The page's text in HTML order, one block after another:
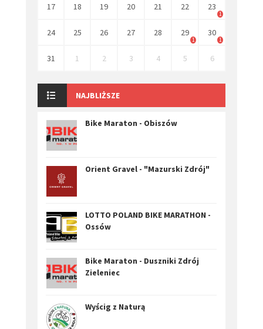
17 18 19 20 21 22 23
1
24 25 26 27 28 29
1
30
1
31 1 2 3 4 5 6
NAJBLIŻSZE
Bike Maraton - Obiszów
Orient Gravel - "Mazurski Zdrój"
LOTTO POLAND BIKE MARATHON -
Ossów
Bike Maraton - Duszniki Zdrój
Zieleniec
Wyścig z Naturą